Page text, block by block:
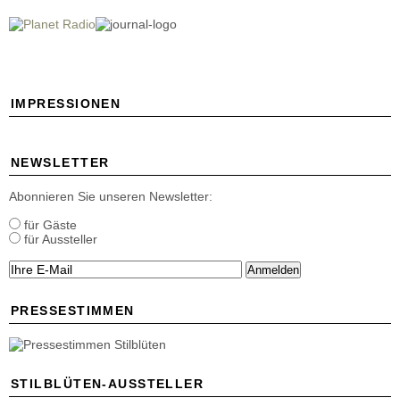
IMPRESSIONEN
NEWSLETTER
Abonnieren Sie unseren Newsletter:
für Gäste
für Aussteller
Anmelden
PRESSESTIMMEN
STILBLÜTEN-AUSSTELLER